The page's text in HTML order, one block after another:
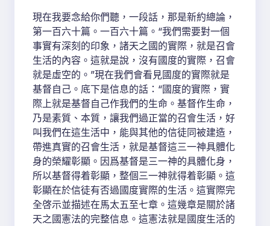
現在我要念給你們聽，一段話，那是新約總論，
第一百六十篇。一百六十篇。“我們需要對一個
事實有深刻的印象，諸天之國的實際，就是召會
生活的內容。這就是說，沒有國度的實際，召會
就是虛空的。”現在我們會看見國度的實際就是
基督自己。底下是信息的話：“國度的實際，實
際上就是基督自己作我們的生命。基督作生命，
乃是素質、本質，讓我們過正當的召會生活，好
叫我們在這生活中，能與其他的信徒同被建造，
帶進真實的召會生活，就是基督這三一神具體化
身的榮耀彰顯。因爲基督是三一神的具體化身，
所以基督得着彰顯，整個三一神就得着彰顯。這
彰顯在於信徒有否過國度實際的生活。這實際完
全啓示並描述在馬太五至七章。這幾章是關於諸
天之國憲法的完整信息。這憲法就是國度生活的